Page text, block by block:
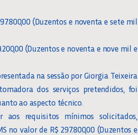
(Duzentos e noventa e sete mil
(Duzentos e noventa e nove mil e
na sessão por Giorgia Teixeira
dos serviços pretendidos, foi
ao aspecto técnico.
aos requisitos mínimos solicitados,
no valor de R$ 297.800,00 (Duzentos e